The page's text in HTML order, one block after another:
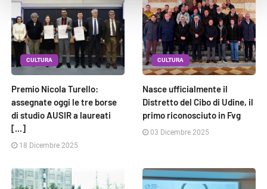
CULTURA
Premio Nicola Turello:
assegnate oggi le tre borse
di studio AUSIR a laureati
[...]
18 Dicembre 2025
CULTURA
Nasce ufficialmente il
Distretto del Cibo di Udine, il
primo riconosciuto in Fvg
03 Dicembre 2025